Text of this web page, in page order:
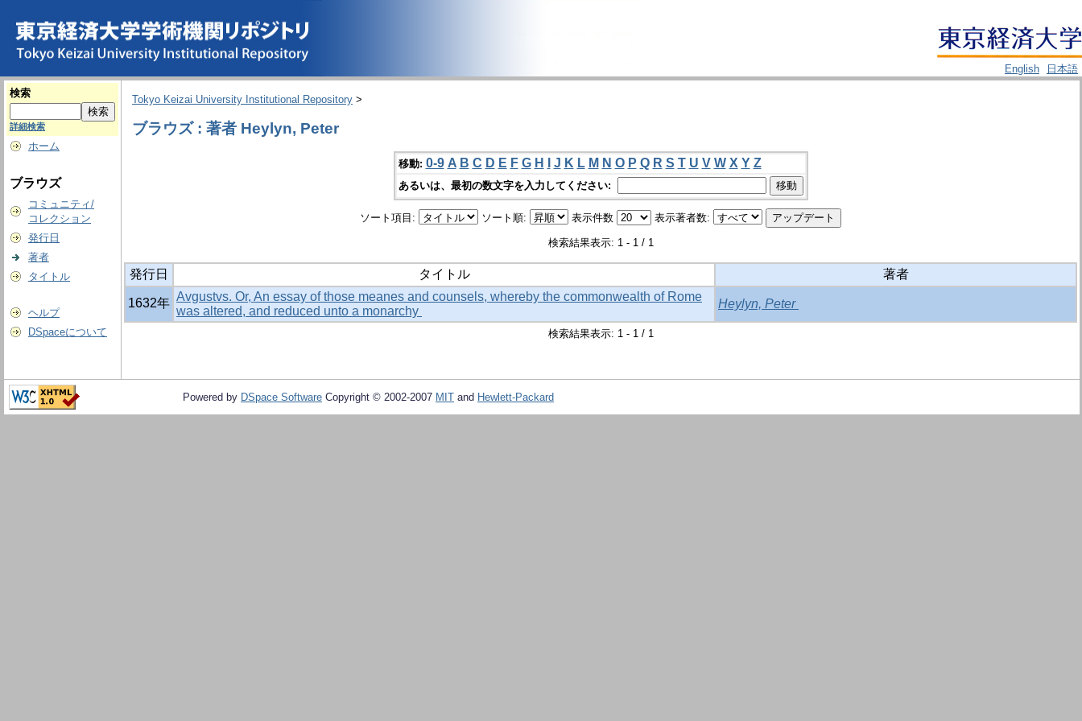
English
日本語
検索
詳細検索
ホーム
ブラウズ
コミュニティ/
コレクション
発行日
著者
タイトル
ヘルプ
DSpaceについて
Tokyo Keizai University Institutional Repository >
ブラウズ : 著者 Heylyn, Peter
移動: 0-9 A B C D E F G H J K L M N O P Q R S T U V W X Y Z
あるいは、最初の数文字を入力してください:
ソート項目: ソート順: 表示件数 表示著者数:
検索結果表示: 1 - 1 / 1
発行日 タイトル 著者
1632年 Avgustvs. Or, An essay of those meanes and counsels, whereby the commonwealth of Rome
was altered, and reduced unto a monarchy
Heylyn, Peter
検索結果表示: 1 - 1 / 1
Powered by DSpace Software Copyright © 2002-2007 MIT and Hewlett-Packard